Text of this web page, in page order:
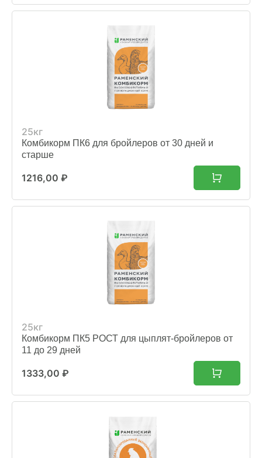
25кг
Комбикорм ПК6 для бройлеров от 30 дней и
старше
1216,00 ₽
25кг
Комбикорм ПК5 РОСТ для цыплят-бройлеров от
11 до 29 дней
1333,00 ₽